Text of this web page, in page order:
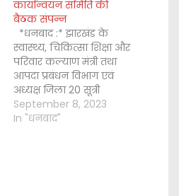
कार्यान्वयन समिति की
बैठक संपन्न
*धनबाद :* झारखंड के
स्वास्थ्य, चिकित्सा शिक्षा और
परिवार कल्याण मंत्री तथा
आपदा प्रबंधन विभाग एवं
अध्यक्ष जिला 20 सूत्री
कार्यक्रम कार्यान्वयन सह
धनबाद के प्रभारी मंत्री श्री
September 8, 2023
In "धनबाद"